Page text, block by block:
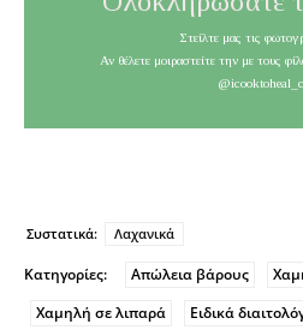
Στείλτε μας τις
Αν θέλετε μοιραστείτε την με τους
Συστατικά: Λαχανικά
Κατηγορίες: Απώλεια βάρους
Χαμηλή σε λιπαρά
Ειδικά